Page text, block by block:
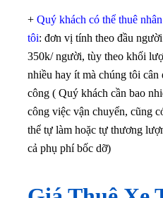
+ Quý khách có thể thuê
tôi: đơn vị tính theo đầu
350k/ người, tùy theo khối
nhiều hay ít mà chúng tôi
công ( Quý khách cần bao
công việc vận chuyển, cũng
thể tự làm hoặc tự thương
cả phụ phí bốc dỡ)